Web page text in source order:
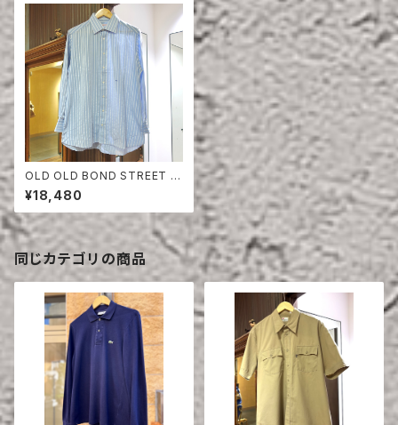
OLD OLD BOND STREET B
ESPOKE STRIPE COTTON
SHIRT
¥18,480
同じカテゴリの商品